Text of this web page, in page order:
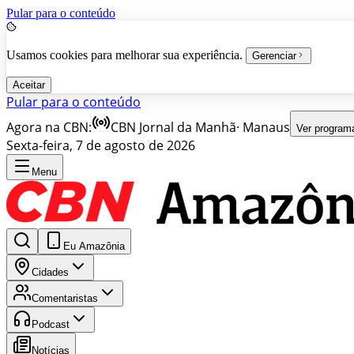
Pular para o conteúdo
Usamos cookies para melhorar sua experiência. Gerenciar
Aceitar
Pular para o conteúdo
Agora na CBN:
CBN Jornal da Manhã· Manaus Ver
Sexta-feira, 7 de agosto de 2026
Menu
Eu Amazônia
Cidades
Comentaristas
Podcast
Notícias